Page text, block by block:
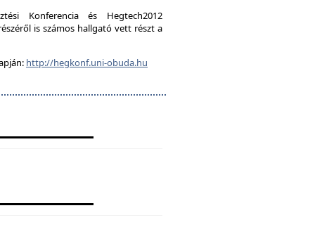
Konferencia és Hegtech2012
is számos hallgató vett részt a
http://hegkonf.uni-obuda.hu